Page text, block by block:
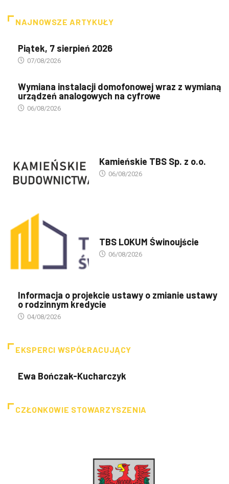
NAJNOWSZE ARTYKUŁY
Piątek, 7 sierpień 2026
07/08/2026
Wymiana instalacji domofonowej wraz z wymianą
urządzeń analogowych na cyfrowe
06/08/2026
Kamieńskie TBS Sp. z o.o.
06/08/2026
TBS LOKUM Świnoujście
06/08/2026
Informacja o projekcie ustawy o zmianie ustawy
o rodzinnym kredycie
04/08/2026
EKSPERCI WSPÓŁRACUJĄCY
Ewa Bończak-Kucharczyk
CZŁONKOWIE STOWARZYSZENIA